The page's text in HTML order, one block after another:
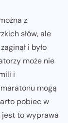
z
słów, ale
i było
może nie
i
mogą
pobiec w
jest to wyprawa